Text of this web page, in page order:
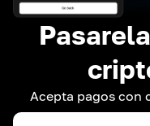
Acepta pagos con